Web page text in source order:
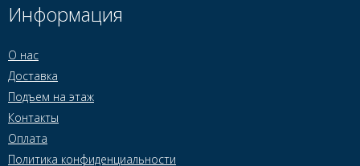
Информация
О нас
Доставка
Подъем на этаж
Контакты
Оплата
Политика конфиденциальности